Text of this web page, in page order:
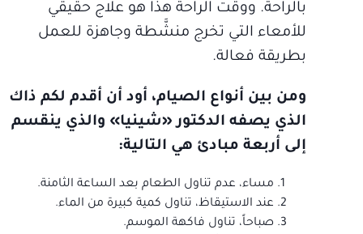
بالراحة. ووقت الراحة هذا هو علاج حقيقي
للأمعاء التي تخرج منشَّطة وجاهزة للعمل
بطريقة فعالة.
ومن بين أنواع الصيام، أود أن أقدم لكم ذاك
الذي يصفه الدكتور «شينيا» والذي ينقسم
إلى أربعة مبادئ هي التالية:
مساء، عدم تناول الطعام بعد الساعة الثامنة.
عند الاستيقاظ، تناول كمية كبيرة من الماء.
صباحاً، تناول فاكهة الموسم.